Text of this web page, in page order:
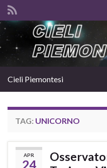
Search for:
Cieli Piemontesi
TAG: UNICORNO
APR
24